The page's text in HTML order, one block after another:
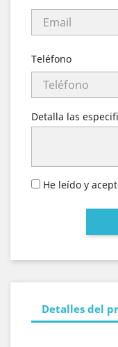
Teléfono
Detalla las
He leído y
Detalles del